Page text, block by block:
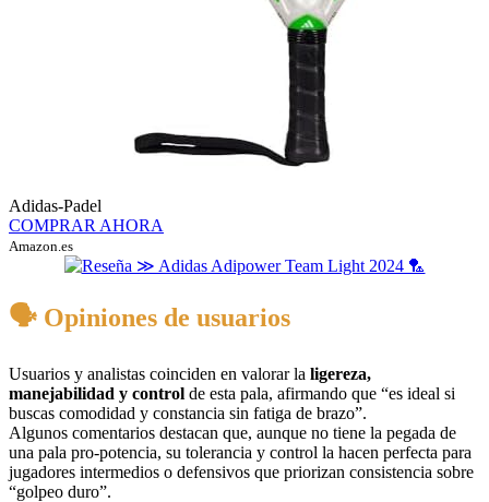
Adidas-Padel
COMPRAR AHORA
Amazon.es
🗣 Opiniones de usuarios
Usuarios y analistas coinciden en valorar la ligereza,
manejabilidad y control de esta pala, afirmando que “es ideal si
buscas comodidad y constancia sin fatiga de brazo”.
Algunos comentarios destacan que, aunque no tiene la pegada de
una pala pro‑potencia, su tolerancia y control la hacen perfecta para
jugadores intermedios o defensivos que priorizan consistencia sobre
“golpeo duro”.